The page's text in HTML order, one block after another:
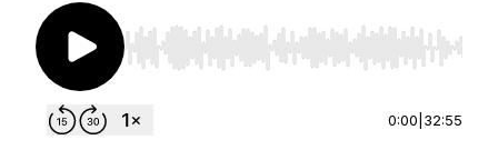
Use Left/Right to seek, Home/End to jump to
0:00 32:55